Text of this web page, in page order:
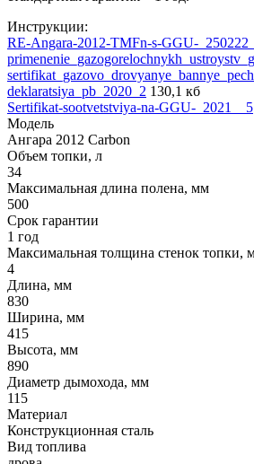
Инструкции:
RE-Angara-2012-TMFn-s-GGU-_250222_
deklaratsiya_pb_2020_2 130,1 кб
Sertifikat-sootvetstviya-na-GGU-_2021__5
Модель
Ангара 2012 Carbon
Объем топки, л
34
Максимальная длина полена, мм
500
Срок гарантии
1 год
Максимальная толщина стенок топки,
4
Длина, мм
830
Ширина, мм
415
Высота, мм
890
Диаметр дымохода, мм
115
Материал
Конструкционная сталь
Вид топлива